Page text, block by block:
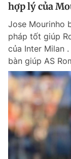
hợp lý của
Jose Mourinho
pháp tốt giúp
của Inter Milan
bàn giúp AS